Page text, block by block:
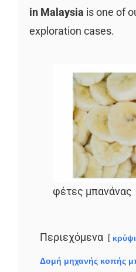
in Malaysia is one of
exploration cases.
φέτες μπανάνας
Περιεχόμενα
Δομή μηχανής κοπής